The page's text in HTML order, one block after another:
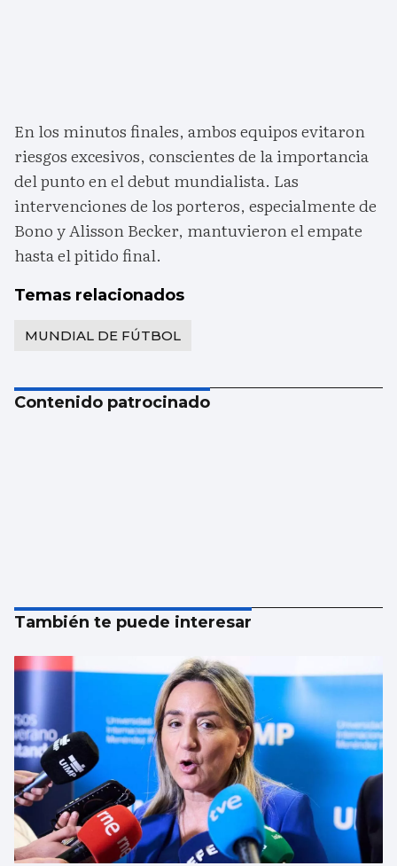
En los minutos finales, ambos equipos evitaron
riesgos excesivos, conscientes de la importancia
del punto en el debut mundialista. Las
intervenciones de los porteros, especialmente de
Bono y Alisson Becker, mantuvieron el empate
hasta el pitido final.
Temas relacionados
MUNDIAL DE FÚTBOL
Contenido patrocinado
También te puede interesar